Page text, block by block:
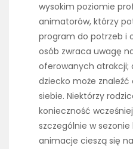
wysokim poziomie
animatorów, którzy
program do potrzeb i
osób zwraca uwagę
oferowanych atrakcji;
dziecko może
siebie. Niektórzy
konieczność
szczególnie w
animacje cieszą się